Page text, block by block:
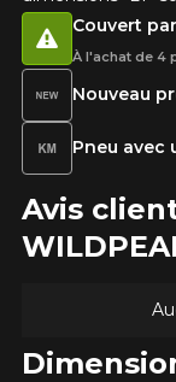
Nouveau
Pneu avec
Couvert
À l'achat de 4
Avis